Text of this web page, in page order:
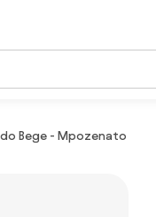
Bege - Mpozenato